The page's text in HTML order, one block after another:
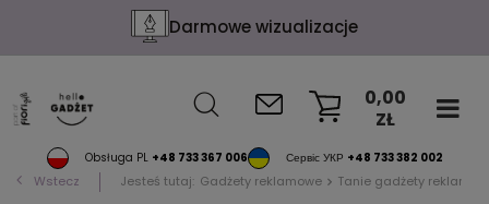
Darmowe wizualizacje
Obsługa PL +48 733 367 006 Сервіс УКР +48 733 382 002
0,00
ZŁ
Wstecz Jesteś tutaj: Gadżety reklamowe Tanie gadżety